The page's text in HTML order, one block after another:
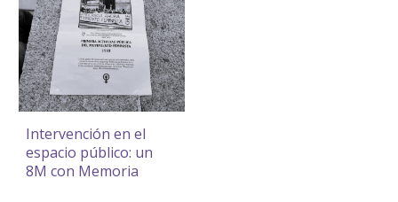
Intervención en el
espacio público: un
8M con Memoria